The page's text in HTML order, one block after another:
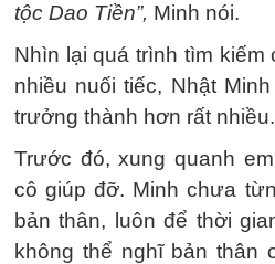
tộc Dao Tiền”, Minh nói.
Nhìn lại quá trình tìm kiếm
nhiều nuối tiếc, Nhật
trưởng thành hơn rất nhiều.
Trước đó, xung quanh
cô giúp đỡ. Minh chưa
bản thân, luôn để thời
không thể nghĩ bản thân